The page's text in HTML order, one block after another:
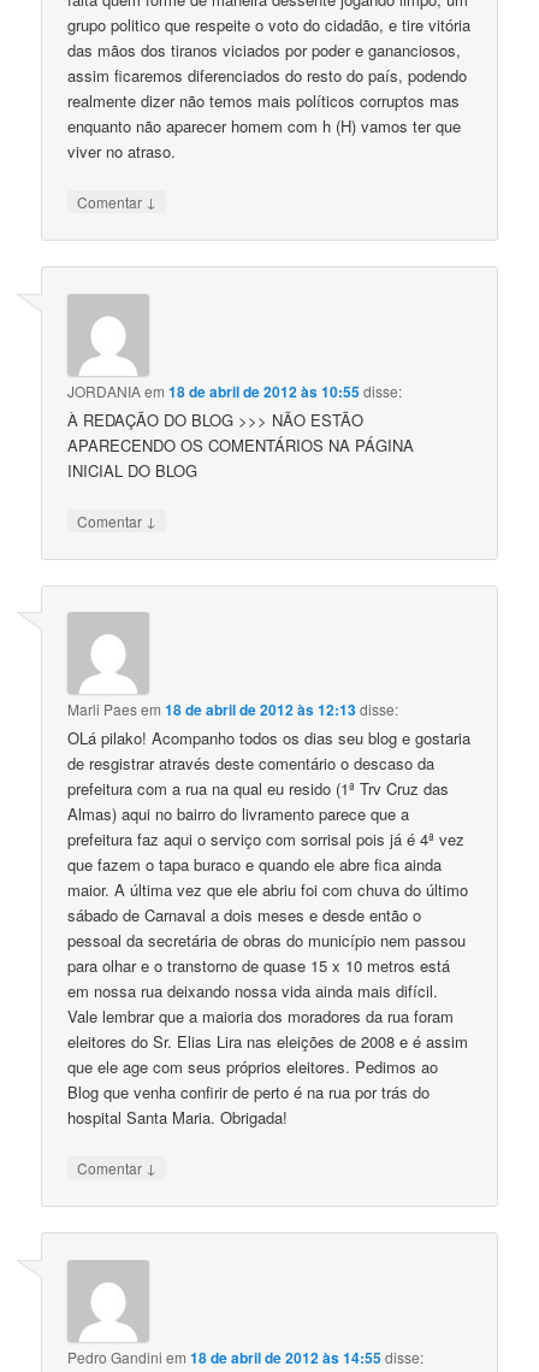
grupo politico que respeite o voto do cidadão, e tire vitória
das mãos dos tiranos viciados por poder e gananciosos,
assim ficaremos diferenciados do resto do país, podendo
realmente dizer não temos mais políticos corruptos mas
enquanto não aparecer homem com h (H) vamos ter que
viver no atraso.
Comentar ↓
JORDANIAem18 de abril de 2012 às 10:55disse:
À REDAÇÃO DO BLOG >>> NÃO ESTÃO
APARECENDO OS COMENTÁRIOS NA PÁGINA
INICIAL DO BLOG
Comentar ↓
Marli Paesem18 de abril de 2012 às 12:13disse:
OLá pilako! Acompanho todos os dias seu blog e gostaria
de resgistrar através deste comentário o descaso da
prefeitura com a rua na qual eu resido (1ª Trv Cruz das
Almas) aqui no bairro do livramento parece que a
prefeitura faz aqui o serviço com sorrisal pois já é 4ª vez
que fazem o tapa buraco e quando ele abre fica ainda
maior. A última vez que ele abriu foi com chuva do último
sábado de Carnaval a dois meses e desde então o
pessoal da secretária de obras do município nem passou
para olhar e o transtorno de quase 15 x 10 metros está
em nossa rua deixando nossa vida ainda mais difícil.
Vale lembrar que a maioria dos moradores da rua foram
eleitores do Sr. Elias Lira nas eleições de 2008 e é assim
que ele age com seus próprios eleitores. Pedimos ao
Blog que venha confirir de perto é na rua por trás do
hospital Santa Maria. Obrigada!
Comentar ↓
Pedro Gandini em18 de abril de 2012 às 14:55disse: